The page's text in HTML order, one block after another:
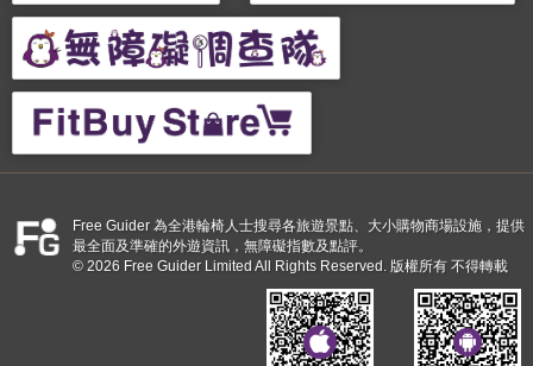
Free Guider 為全港輪椅人士搜尋各旅遊景點、大小購物商場設施，提供
最全面及準確的外遊資訊，無障礙指數及點評。
© 2026 Free Guider Limited All Rights Reserved. 版權所有 不得轉載